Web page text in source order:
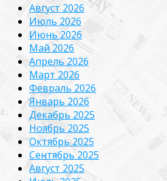
Август 2026
Июль 2026
Июнь 2026
Май 2026
Апрель 2026
Март 2026
Февраль 2026
Январь 2026
Декабрь 2025
Ноябрь 2025
Октябрь 2025
Сентябрь 2025
Август 2025